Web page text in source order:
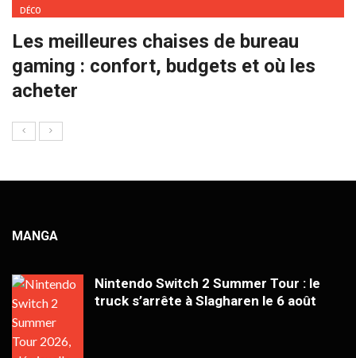
DÉCO
Les meilleures chaises de bureau
gaming : confort, budgets et où les
acheter
MANGA
Nintendo Switch 2 Summer Tour : le
truck s’arrête à Slagharen le 6 août